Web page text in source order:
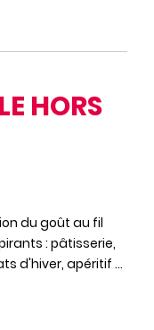
HORS
du goût au fil
: pâtisserie,
d'hiver, apéritif ...